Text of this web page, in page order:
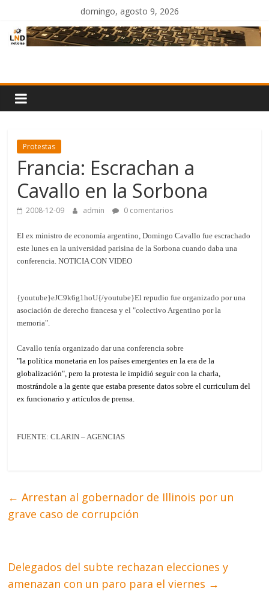
contenido
domingo, agosto 9, 2026
Noticias
Protestas
Francia: Escrachan a
Cavallo en la Sorbona
2008-12-09 admin 0 comentarios
El ex ministro de economía argentino, Domingo Cavallo fue escrachado
este lunes en la universidad parisina de la Sorbona cuando daba una
conferencia. NOTICIA CON VIDEO
{youtube}eJC9k6g1hoU{/youtube}El repudio fue organizado por una
asociación de derecho francesa y el "colectivo Argentino por la
memoria".
Cavallo tenía organizado dar una conferencia sobre
"la política monetaria en los países emergentes en la era de la
globalización", pero la protesta le impidió seguir con la charla,
mostrándole a la gente que estaba presente datos sobre el curriculum del
ex funcionario y artículos de prensa.
FUENTE: CLARIN – AGENCIAS
← Arrestan al gobernador de Illinois por un
grave caso de corrupción
Delegados del subte rechazan elecciones y
amenazan con un paro para el viernes →